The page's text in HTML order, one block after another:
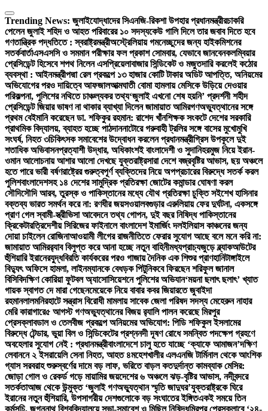
Skip
to
content
Trending News: জুলাইযোদ্ধাদের সিএনজি-রিকশা উপহার প্রধানমন্ত্রীরচাকরি
পেলেন জুলাই শহিদ ও আহত পরিবারের ১০ সদস্যকেউ গালি দিলে তার জবাব দিতে হবে
গণতান্ত্রিক পদ্ধতিতে : স্বরাষ্ট্রমন্ত্রীঅস্ট্রেলিয়ায় গমনেচ্ছুদের জন্য হাইকমিশনের
সতর্কবার্তাএসএসসি ও সমমান পরীক্ষার ফল প্রকাশ সোমবার, যেভাবে জানবেনকলম্বিয়ার
প্রেসিডেন্ট হিসেবে শপথ নিলেন এসপ্রিয়েলাবাজার সিন্ডিকেট ও মজুতদারি করলেই কঠোর
ব্যবস্থা : আইনমন্ত্রীপদ্মা রেল প্রকল্পে ১৩ হাজার কোটি টাকার অডিট আপত্তি, অনিয়মের
অভিযোগের পরও দায়িত্বে আফজালআত্মঘাতী বোমা হামলায় মেসিকে উড়িয়ে দেওয়ার
পরিকল্পনা, পুলিশের নথিতে চাঞ্চল্যকর তথ্য‘জুলাই এখনো শেষ হয়নি’ প্রদর্শনী শহীদ
প্রেসিডেন্ট জিয়ার ভাষণ না থাকার ব্যাখ্যা দিলেন জামায়াত আমিরগণঅভ্যুত্থানের সঙ্গে
প্রথম বেইমানি করেছেন ডা. শফিকুর রহমান: রাশেদ খাঁনশিক্ষক সংকটে দেশের সরকারি
প্রাথমিক বিদ্যালয়, ব্যাহত হচ্ছে পাঠদাননাটোরে গরুবাহী ট্রলির সঙ্গে বাসের মুখোমুখি
সংঘর্ষ, নিহত ৩চিকিৎসক সমাবেশের উদ্বোধন করলেন প্রধানমন্ত্রীগ্রিস উপকূলে দুই
শতাধিক অভিবাসনপ্রত্যাশী উদ্ধার, অধিকাংশই বাংলাদেশী ও সুদানিহরমুজ নিয়ে ইরান-
ওমান আলোচনায় আশার আলো দেখছে যুক্তরাষ্ট্রসারা দেশে বজ্রবৃষ্টির আভাস, ছয় অঞ্চলে
হতে পারে ভারী বর্ষণরাষ্ট্রের গুরুত্বপূর্ণ ব্যক্তিদের নিয়ে অপপ্রচারের বিরুদ্ধে সতর্ক করল
পুলিশবাংলাদেশসহ ১৪ দেশের সামুদ্রিক প্রতিরক্ষা জোটের কমান্ডার ঘোষণা করল
সৌদিসৌদি আরব, তুরস্ক ও পাকিস্তানের মধ্যে যৌথ প্রতিরক্ষা চুক্তি সইশেখ হাসিনার
বক্তব্য ভারত সমর্থন করে না: রণধীর জয়সওয়ালবগুড়ার এরুলিয়ায় ফের দুর্ঘটনা, একসঙ্গে
প্রাণ গেল স্বামী-স্ত্রীভিসা আবেদনে তথ্য গোপন, দুই বছর নিষিদ্ধ পাকিস্তানের
ক্রিকেটারত্রিদেশীয় সিরিজের ফাইনালে বাংলাদেশ ইমার্জিং দলইলিয়াস কাঞ্চনের জন্য
দোয়া চাইলেন রোজিনাআওয়ামী লীগের রাজনীতিতে ফেরার সুযোগ আছে বলে মনে করি না:
জামায়াত আমিরর‍্যাব বিলুপ্ত করে আনা হচ্ছে নতুন বাহিনীমধ্যপ্রাচ্যজুড়ে ব্ল্যাকআউটের
হুঁশিয়ারি ইরানেরযুদ্ধবিরতি কার্যকরের পরও গাজায় দৈনিক এক শিশুর প্রাণহানিটাঙ্গাইলে
বিদ্যুৎ অফিসে হামলা, লাইনম্যানকে বেধড়ক পিটুনিকবে ফিরছেন শরিফুল জানাল
বিসিবিদক্ষিণ কোরিয়া ফুটবল অ্যাসোসিয়েশনে পুলিশের অভিযান‘ময়না ছলাৎ ছলাৎ’ খ্যাত
গায়ক স্বাগত দে মারা গেছেনমেয়েকে নিয়ে বাবার কবর জিয়ারতে জুবাইদা
রহমানলালমনিরহাটে সন্ত্রাস বিরোধী মামলায় সাবেক জেলা পরিষদ সদস্য মেহেরুন নাহার
মেরি কারাগারে৫ আগস্ট গণঅভ্যুত্থানের বিজয় র‍্যালি পালন করেছে মিরপুর
প্রেসক্লাবডাল ও তেলবীজ প্রকল্পে অনিয়মের অভিযোগ: পিডি শফিকুল ইসলামের
বিরুদ্ধে টেন্ডার, ভুয়া বিল ও সিন্ডিকেটের প্রশ্ননদী দূষণ রোধে সমন্বিত পদক্ষেপ গ্রহণে
অবহেলার সুযোগ নেই : প্রধানমন্ত্রীবাংলাদেশে চালু হতে যাচ্ছে ‘ক্যাফে আমাজন’দক্ষিণ
লেবাননে ২ ইসরায়েলি সেনা নিহত, আহত ৪মহেশখালীর এলএনজি টার্মিনাল থেকে আংশিক
গ্যাস সরবরাহ শুরুস্বর্ণের দামে বড় লাফ, ভরিতে বাড়ল কতদুর্দান্ত কামব্যাক মেসির:
জোড়া গোল ও রেকর্ড গড়ে মায়ামির জয়দেশের ৬ অঞ্চলে ঝড়-বৃষ্টির আভাস, নদীবন্দরে
সতর্কতাআজ থেকে উন্মুক্ত ‘জুলাই গণঅভ্যুত্থান স্মৃতি জাদুঘর’যুক্তরাষ্ট্রকে ঘিরে
ইরানের নতুন হুঁশিয়ারি, উপসাগরীয় দেশগুলোকে বড় সংঘাতের ইঙ্গিতএকই সময়ে তিন
কর্মসূচি, জগন্নাথ বিশ্ববিদ্যালয়ে সভা-সমাবেশ ও মিছিল নিষিদ্ধমিরপুর প্রেসক্লাবে ‘২৪-